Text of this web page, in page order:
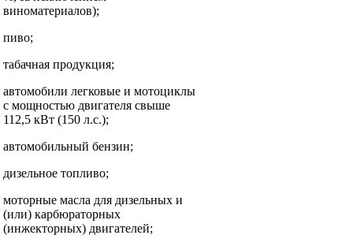
виноматериалов);
пиво;
табачная продукция;
автомобили легковые и мотоциклы
с мощностью двигателя свыше
112,5 кВт (150 л.с.);
автомобильный бензин;
дизельное топливо;
моторные масла для дизельных и
(или) карбюраторных
(инжекторных) двигателей;